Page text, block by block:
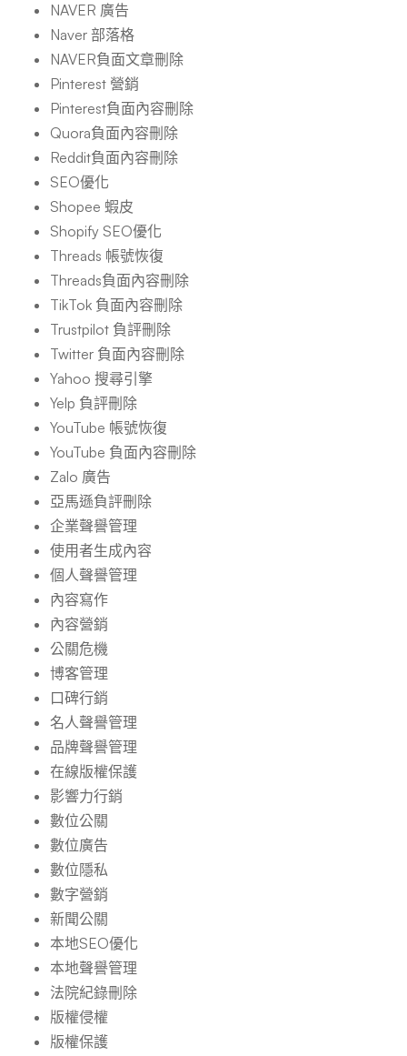
NAVER 廣告
Naver 部落格
NAVER負面文章刪除
Pinterest 營銷
Pinterest負面內容刪除
Quora負面內容刪除
Reddit負面內容刪除
SEO優化
Shopee 蝦皮
Shopify SEO優化
Threads 帳號恢復
Threads負面內容刪除
TikTok 負面內容刪除
Trustpilot 負評刪除
Twitter 負面內容刪除
Yahoo 搜尋引擎
Yelp 負評刪除
YouTube 帳號恢復
YouTube 負面內容刪除
Zalo 廣告
亞馬遜負評刪除
企業聲譽管理
使用者生成內容
個人聲譽管理
內容寫作
內容營銷
公關危機
博客管理
口碑行銷
名人聲譽管理
品牌聲譽管理
在線版權保護
影響力行銷
數位公關
數位廣告
數位隱私
數字營銷
新聞公關
本地SEO優化
本地聲譽管理
法院紀錄刪除
版權侵權
版權保護